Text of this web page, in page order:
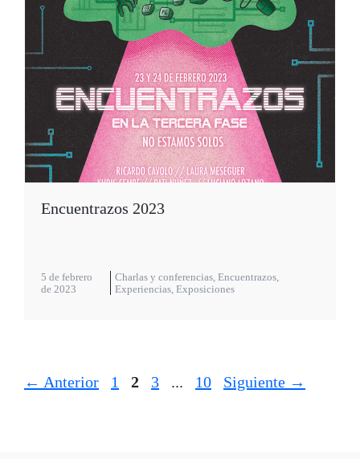
Encuentrazos 2023
5 de febrero
de 2023
Charlas y conferencias,Encuentrazos,
Experiencias,Exposiciones
← Anterior Página
1 Página
2 Página
3 ... Página
10 Siguiente →